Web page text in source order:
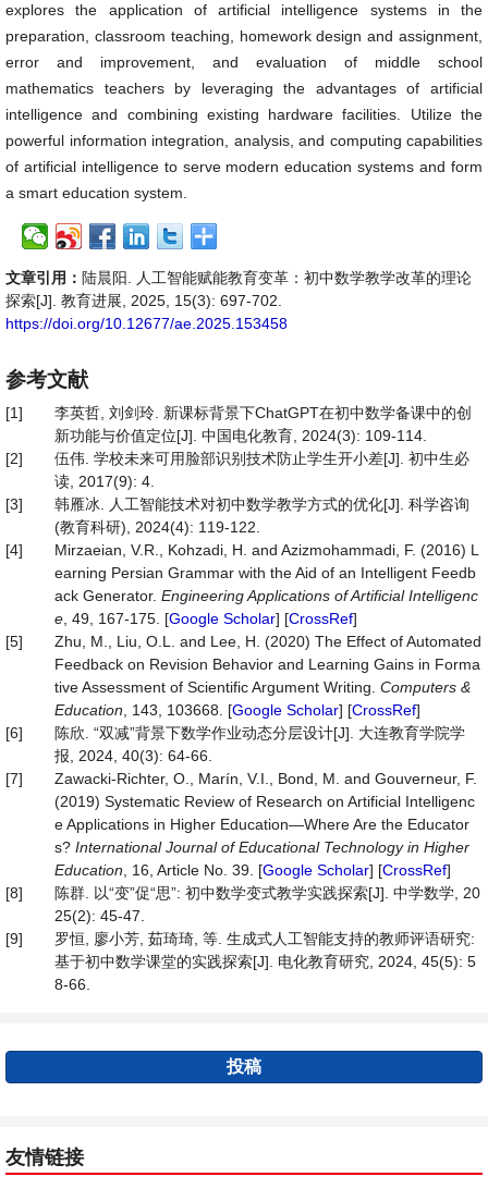
explores the application of artificial intelligence systems in the
preparation, classroom teaching, homework design and assignment,
error and improvement, and evaluation of middle school
mathematics teachers by leveraging the advantages of artificial
intelligence and combining existing hardware facilities. Utilize the
powerful information integration, analysis, and computing capabilities
of artificial intelligence to serve modern education systems and form
a smart education system.
文章引用： 陆晨阳. 人工智能赋能教育变革：初中数学教学改革的理论
探索[J]. 教育进展, 2025, 15(3): 697-702.
https://doi.org/10.12677/ae.2025.153458
参考文献
[1]
李英哲, 刘剑玲. 新课标背景下ChatGPT在初中数学备课中的创
新功能与价值定位[J]. 中国电化教育, 2024(3): 109-114.
[2]
伍伟. 学校未来可用脸部识别技术防止学生开小差[J]. 初中生必
读, 2017(9): 4.
[3]
韩雁冰. 人工智能技术对初中数学教学方式的优化[J]. 科学咨询
(教育科研), 2024(4): 119-122.
[4]
Mirzaeian, V.R., Kohzadi, H. and Azizmohammadi, F. (2016) L
earning Persian Grammar with the Aid of an Intelligent Feedb
ack Generator. Engineering Applications of Artificial Intelligenc
e , 49, 167-175. [Google Scholar] [CrossRef]
[5]
Zhu, M., Liu, O.L. and Lee, H. (2020) The Effect of Automated
Feedback on Revision Behavior and Learning Gains in Forma
tive Assessment of Scientific Argument Writing. Computers &
Education , 143, 103668. [Google Scholar] [CrossRef]
[6]
陈欣. “双减”背景下数学作业动态分层设计[J]. 大连教育学院学
报, 2024, 40(3): 64-66.
[7]
Zawacki-Richter, O., Marín, V.I., Bond, M. and Gouverneur, F.
(2019) Systematic Review of Research on Artificial Intelligenc
e Applications in Higher Education—Where Are the Educator
s? International Journal of Educational Technology in Higher
Education , 16, Article No. 39. [Google Scholar] [CrossRef]
[8]
陈群. 以“变”促“思”: 初中数学变式教学实践探索[J]. 中学数学, 20
25(2): 45-47.
[9]
罗恒, 廖小芳, 茹琦琦, 等. 生成式人工智能支持的教师评语研究:
基于初中数学课堂的实践探索[J]. 电化教育研究, 2024, 45(5): 5
8-66.
投稿
友情链接